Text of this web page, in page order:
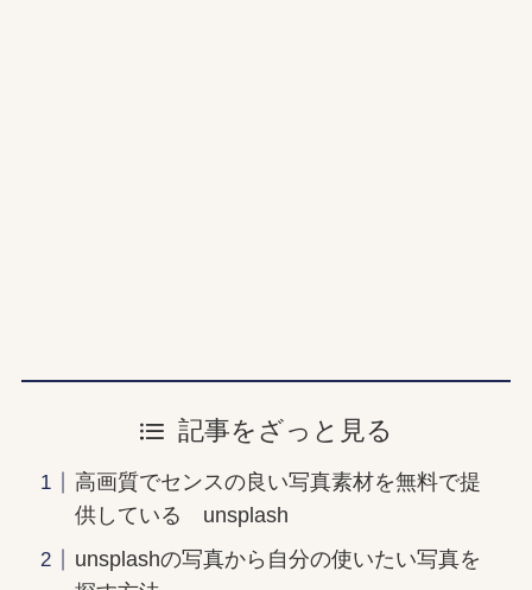
記事をざっと見る
高画質でセンスの良い写真素材を無料で提
供している unsplash
unsplashの写真から自分の使いたい写真を